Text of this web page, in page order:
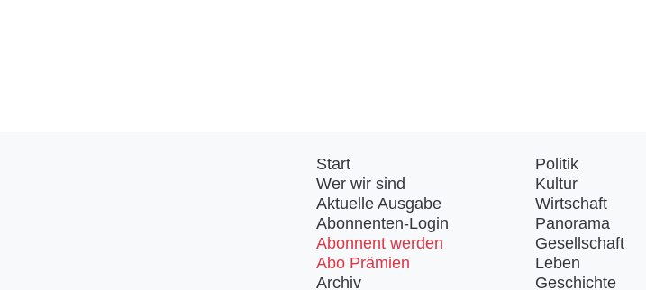
Start
Wer wir sind
Aktuelle Ausgabe
Abonnenten-Login
Abonnent werden
Abo Prämien
Archiv
Politik
Kultur
Wirtschaft
Panorama
Gesellschaft
Leben
Geschichte